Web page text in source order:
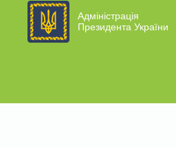
Адміністрація
Президента України